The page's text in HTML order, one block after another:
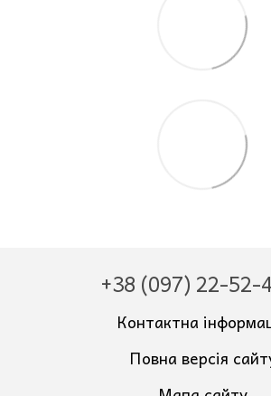
+38 (097) 22-52-
Контактна
Повна версія